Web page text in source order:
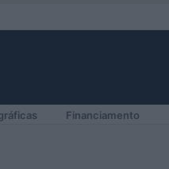
Financiamento